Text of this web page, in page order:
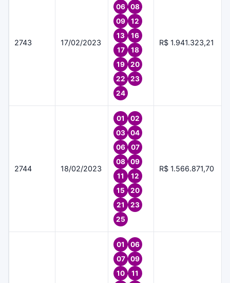
2743 17/02/2023
06
08
09
12
13
16
17
18
19
20
22
23
24
R$ 1.941.323,21
2744 18/02/2023
01
02
03
04
06
07
08
09
11
12
15
20
21
23
25
R$ 1.566.871,70
01
06
07
09
10
11